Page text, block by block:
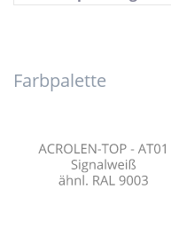
Farbpalette